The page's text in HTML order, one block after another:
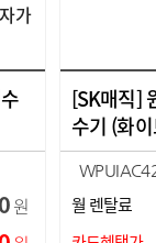
가
원
[SK매직]
수기 (화
월 렌탈료